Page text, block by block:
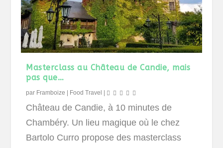
Masterclass au Château de Candie, mais
pas que…
par Framboize | Food Travel |
Château de Candie, à 10 minutes de
Chambéry. Un lieu magique où le chez
Bartolo Curro propose des masterclass